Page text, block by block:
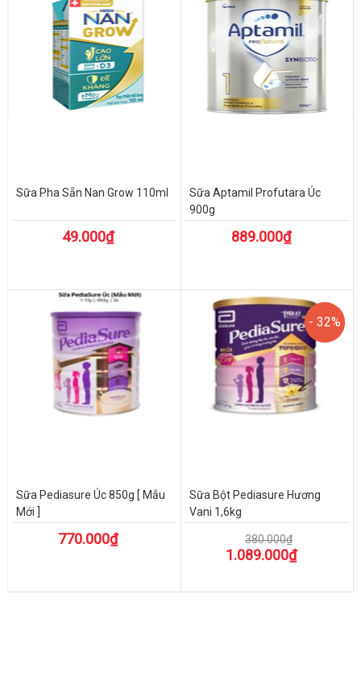
Sữa Pha Sẵn Nan Grow 110ml
49.000₫
Sữa Aptamil Profutara Úc
900g
889.000₫
Sữa Pediasure Úc 850g [ Mẫu
Mới ]
770.000₫
- 32%
Sữa Bột Pediasure Hương
Vani 1,6kg
380.000₫
1.089.000₫
- 32%